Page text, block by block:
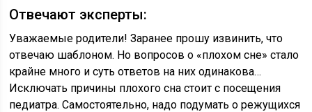
Отвечают эксперты:
Уважаемые родители! Заранее прошу извинить, что
отвечаю шаблоном. Но вопросов о «плохом сне» стало
крайне много и суть ответов на них одинакова…
Исключать причины плохого сна стоит с посещения
педиатра. Самостоятельно, надо подумать о режущихся